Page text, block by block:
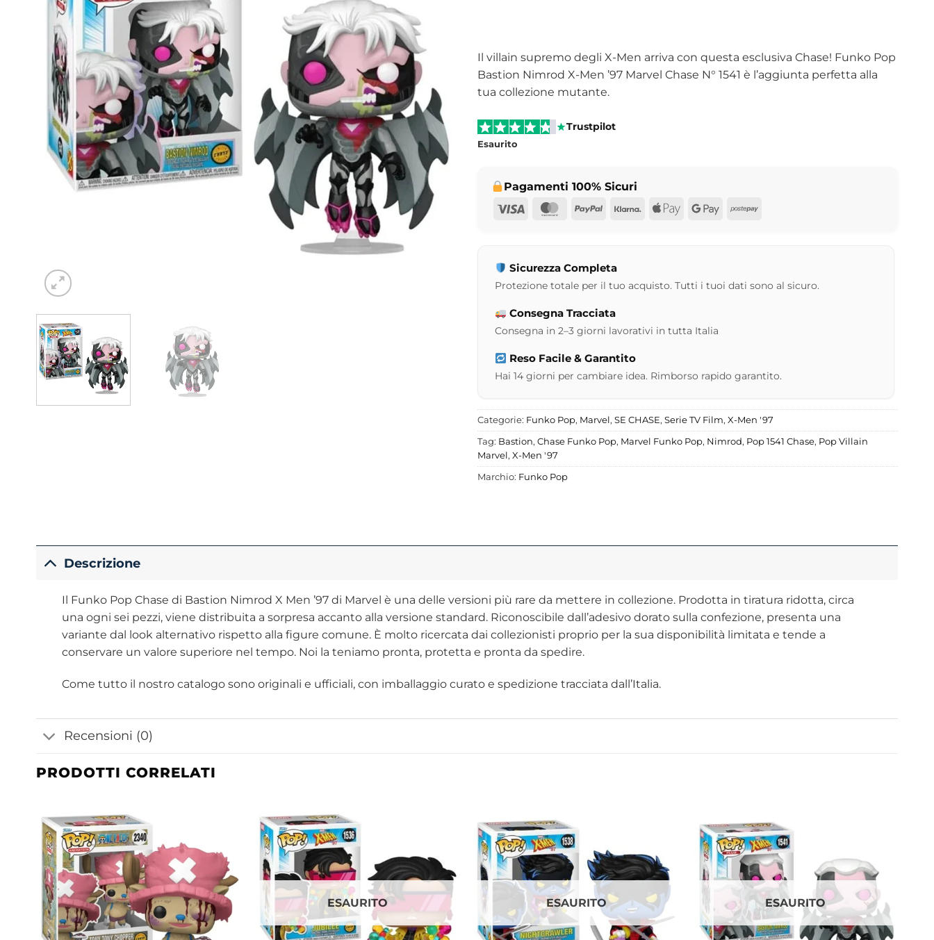
Il villain supremo degli X-Men arriva con questa esclusiva Chase! Funko Pop
Bastion Nimrod X-Men ’97 Marvel Chase N° 1541 è l’aggiunta perfetta alla
tua collezione mutante.
Trustpilot
Esaurito
Pagamenti 100% Sicuri
Visa
MasterCard
PayPalKlarna Apple GooglePostepay
Sicurezza Completa
Protezione totale per il tuo acquisto. Tutti i tuoi dati sono al sicuro.
Consegna Tracciata
Consegna in 2–3 giorni lavorativi in tutta Italia
Reso Facile & Garantito
Hai 14 giorni per cambiare idea. Rimborso rapido garantito.
Categorie: Funko Pop, Marvel, SE CHASE, Serie TV Film, X-Men '97
Tag: Bastion, Chase Funko Pop, Marvel Funko Pop, Nimrod, Pop 1541 Chase, Pop Villain
Marvel, X-Men '97
Marchio: Funko Pop
Descrizione
Il Funko Pop Chase di Bastion Nimrod X Men ’97 di Marvel è una delle versioni più rare da mettere in collezione. Prodotta in tiratura ridotta, circa
una ogni sei pezzi, viene distribuita a sorpresa accanto alla versione standard. Riconoscibile dall’adesivo dorato sulla confezione, presenta una
variante dal look alternativo rispetto alla figure comune. È molto ricercata dai collezionisti proprio per la sua disponibilità limitata e tende a
conservare un valore superiore nel tempo. Noi la teniamo pronta, protetta e pronta da spedire.
Come tutto il nostro catalogo sono originali e ufficiali, con imballaggio curato e spedizione tracciata dall’Italia.
Recensioni (0)
PRODOTTI CORRELATI
ESAURITO ESAURITO ESAURITO